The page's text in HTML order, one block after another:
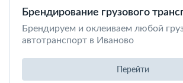
Брендирование грузового
Брендируем и оклеиваем любой
автотранспорт в Иваново
Перейти